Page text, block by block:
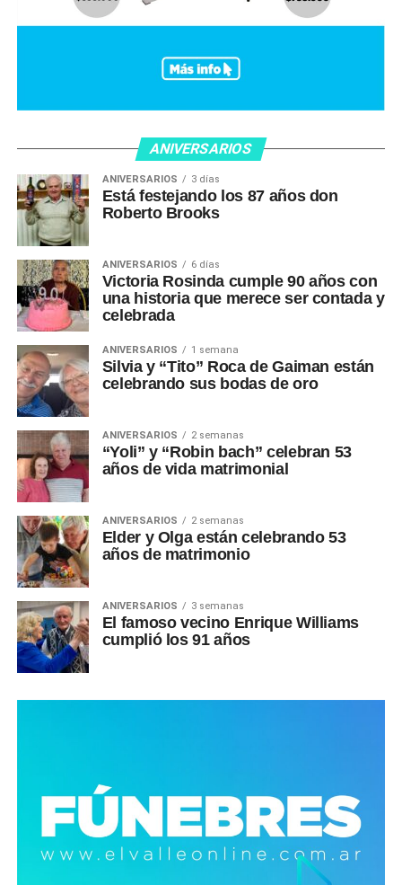
ANIVERSARIOS
ANIVERSARIOS 3 días
Está festejando los 87 años don
Roberto Brooks
ANIVERSARIOS 6 días
Victoria Rosinda cumple 90 años con
una historia que merece ser contada y
celebrada
ANIVERSARIOS 1 semana
Silvia y “Tito” Roca de Gaiman están
celebrando sus bodas de oro
ANIVERSARIOS 2 semanas
“Yoli” y “Robin bach” celebran 53
años de vida matrimonial
ANIVERSARIOS 2 semanas
Elder y Olga están celebrando 53
años de matrimonio
ANIVERSARIOS 3 semanas
El famoso vecino Enrique Williams
cumplió los 91 años